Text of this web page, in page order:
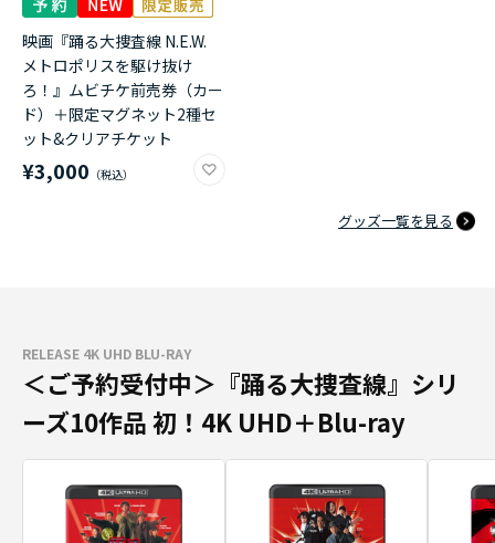
映画『踊る大捜査線 N.E.W.
メトロポリスを駆け抜け
ろ！』ムビチケ前売券（カー
ド）＋限定マグネット2種セ
ット&クリアチケット
¥3,000
グッズ一覧を見る
RELEASE 4K UHD BLU-RAY
＜ご予約受付中＞『踊る大捜査線』シリ
ーズ10作品 初！4K UHD＋Blu-ray